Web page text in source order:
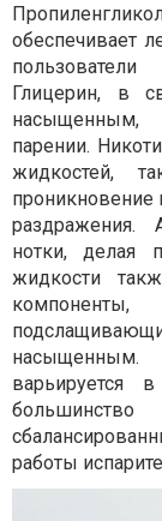
обеспечивает
Глицерин, в
насыщенным,
парении.
жидкостей,
проникновение
раздражения.
нотки, делая
жидкости
насыщенным.
варьируется
работы